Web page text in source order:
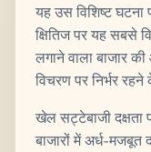
यह उस विशिष्ट घटना
क्षितिज पर यह सबसे
लगाने वाला बाजार
विचरण पर निर्भर
खेल सट्टेबाजी दक्षता
बाजारों में अर्ध-मजबूत